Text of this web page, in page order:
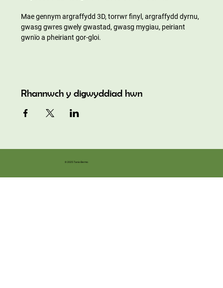
Mae gennym argraffydd 3D, torrwr finyl, argraffydd dyrnu,
gwasg gwres gwely gwastad, gwasg mygiau, peiriant
gwnïo a pheiriant gor-gloi.
Rhannwch y digwyddiad hwn
© 2025 Tanio Bermo